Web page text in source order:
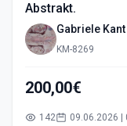
Abstrakt.
Gabriele Kant
KM-8269
200,00€
142